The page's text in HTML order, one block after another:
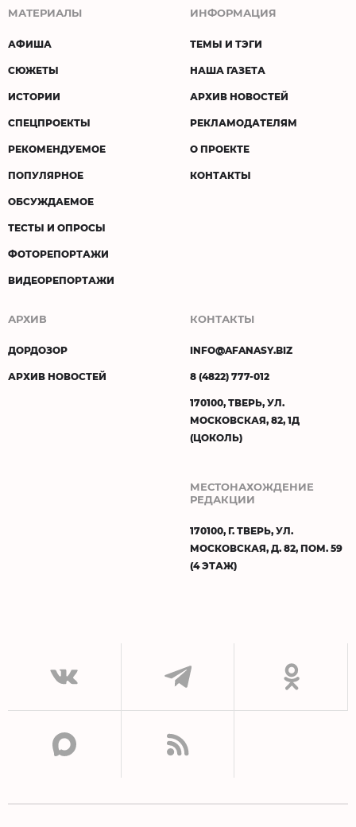
МАТЕРИАЛЫ
АФИША
СЮЖЕТЫ
ИСТОРИИ
СПЕЦПРОЕКТЫ
РЕКОМЕНДУЕМОЕ
ПОПУЛЯРНОЕ
ОБСУЖДАЕМОЕ
ТЕСТЫ И ОПРОСЫ
ФОТОРЕПОРТАЖИ
ВИДЕОРЕПОРТАЖИ
ИНФОРМАЦИЯ
ТЕМЫ И ТЭГИ
НАША ГАЗЕТА
АРХИВ НОВОСТЕЙ
РЕКЛАМОДАТЕЛЯМ
О ПРОЕКТЕ
КОНТАКТЫ
АРХИВ
ДОРДОЗОР
АРХИВ НОВОСТЕЙ
КОНТАКТЫ
INFO@AFANASY.BIZ
8 (4822) 777-012
170100, ТВЕРЬ, УЛ.
МОСКОВСКАЯ, 82, 1Д
(ЦОКОЛЬ)
МЕСТОНАХОЖДЕНИЕ
РЕДАКЦИИ
170100, Г. ТВЕРЬ, УЛ.
МОСКОВСКАЯ, Д. 82, ПОМ. 59
(4 ЭТАЖ)